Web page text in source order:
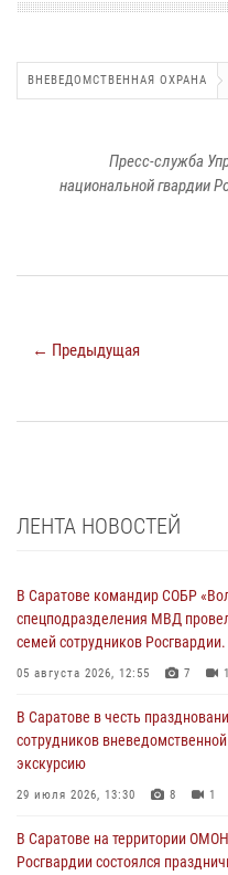
ВНЕВЕДОМСТВЕННАЯ ОХРАНА
Пресс-служба
национальной гвардии
← Предыдущая
ЛЕНТА НОВОСТЕЙ
В Саратове командир СОБР
спецподразделения МВД
семей сотрудников Росгвардии.
05 августа 2026, 12:55 7 1
В Саратове в честь
сотрудников
экскурсию
29 июля 2026, 13:30 8 1
В Саратове на территории
Росгвардии состоялся